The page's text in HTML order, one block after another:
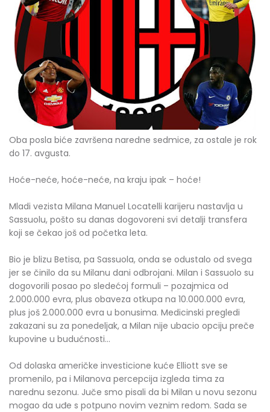
Oba posla biće završena naredne sedmice, za ostale je rok
do 17. avgusta.
Hoće-neće, hoće-neće, na kraju ipak – hoće!
Mladi vezista Milana Manuel Locatelli karijeru nastavlja u
Sassuolu, pošto su danas dogovoreni svi detalji transfera
koji se čekao još od početka leta.
Bio je blizu Betisa, pa Sassuola, onda se odustalo od svega
jer se činilo da su Milanu dani odbrojani. Milan i Sassuolo su
dogovorili posao po sledećoj formuli – pozajmica od
2.000.000 evra, plus obaveza otkupa na 10.000.000 evra,
plus još 2.000.000 evra u bonusima. Medicinski pregledi
zakazani su za ponedeljak, a Milan nije ubacio opciju preče
kupovine u budućnosti...
Od dolaska američke investicione kuće Elliott sve se
promenilo, pa i Milanova percepcija izgleda tima za
narednu sezonu. Juče smo pisali da bi Milan u novu sezonu
mogao da uđe s potpuno novim veznim redom. Sada se